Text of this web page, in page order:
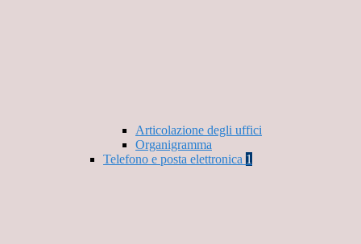
Articolazione degli uffici
Organigramma
Telefono e posta elettronica 1